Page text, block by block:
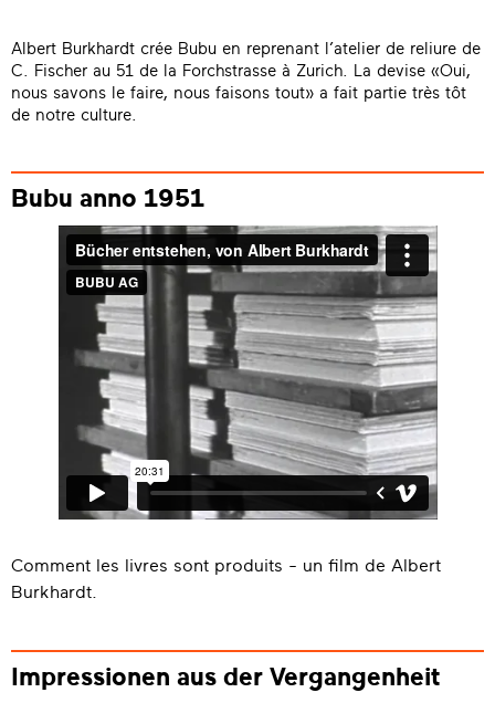
Albert Burkhardt crée Bubu en reprenant l’atelier de reliure de
C. Fischer au 51 de la Forchstrasse à Zurich. La devise «Oui,
nous savons le faire, nous faisons tout» a fait partie très tôt
de notre culture.
Bubu anno 1951
Comment les livres sont produits - un film de Albert
Burkhardt.
Impressionen aus der Vergangenheit